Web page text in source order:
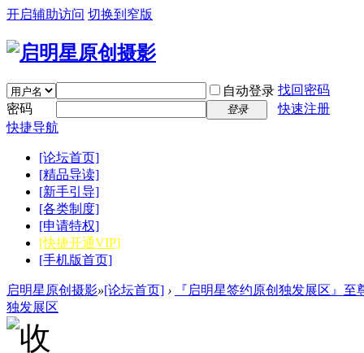
开启辅助访问 切换到窄版
自动登录 找回密码
密码
登录
快速注册
快捷导航
[论坛首页]
[精品导读]
[新手引导]
[各类制度]
[申请特权]
[快捷开通VIP]
[手机版首页]
启明星原创摄影»[论坛首页] ›
『启明星签约原创独发展区』
独发展区